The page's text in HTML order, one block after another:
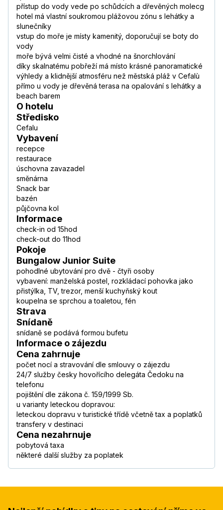
přístup do vody vede po schůdcích a dřevěných molecg
hotel má vlastní soukromou plážovou zónu s lehátky a
slunečníky
vstup do moře je místy kamenitý, doporučují se boty do
vody
moře bývá velmi čisté a vhodné na šnorchlování
díky skalnatému pobřeží má místo krásné panoramatické
výhledy a klidnější atmosféru než městská pláž v Cefalù
přímo u vody je dřevěná terasa na opalování s lehátky a
beach barem
O hotelu
Středisko
Cefalu
Vybavení
recepce
restaurace
úschovna zavazadel
směnárna
Snack bar
bazén
půjčovna kol
Informace
check-in od 15hod
check-out do 11hod
Pokoje
Bungalow Junior Suite
pohodlné ubytování pro dvě - čtyři osoby
vybavení: manželská postel, rozkládací pohovka jako
přistýlka, TV, trezor, menší kuchyňský kout
koupelna se sprchou a toaletou, fén
Strava
Snídaně
snídaně se podává formou bufetu
Informace o zájezdu
Cena zahrnuje
počet nocí a stravování dle smlouvy o zájezdu
24/7 služby česky hovořícího delegáta Čedoku na
telefonu
pojištění dle zákona č. 159/1999 Sb.
u varianty leteckou dopravou:
leteckou dopravu v turistické třídě včetně tax a poplatků
transfery v destinaci
Cena nezahrnuje
pobytová taxa
některé další služby za poplatek